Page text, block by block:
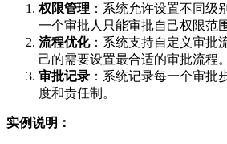
权限管理 ：系统允许设置不同级
一个审批人只能审批自己权限范
流程优化：系统支持自定义审批
己的需要设置最合适的审批流程。
审批记录 ：系统记录每一个审批
度和责任制。
实例说明：